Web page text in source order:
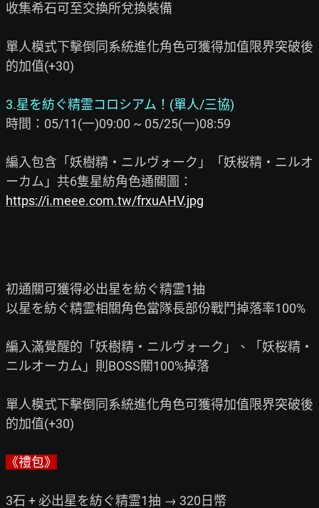
收集希石可至交換所兌換裝備
單人模式下擊倒同系統進化角色可獲得加值限界突破後
的加值(+30)
3.星を紡ぐ精霊コロシアム！(單人/三協)
時間：05/11(一)09:00 ~ 05/25(一)08:59
編入包含「妖樹精・ニルヴォーク」「妖桜精・ニルオ
https://i.meee.com.tw/frxuAHV.jpg
初通關可獲得必出星を紡ぐ精霊1抽
以星を紡ぐ精霊相關角色當隊長部份戰鬥掉落率100%
編入滿覺醒的「妖樹精・ニルヴォーク」、「妖桜精・
ニルオーカム」則BOSS關100%掉落
單人模式下擊倒同系統進化角色可獲得加值限界突破後
的加值(+30)
《禮包》
3石 + 必出星を紡ぐ精霊1抽 → 320日幣